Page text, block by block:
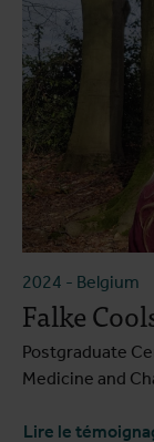
2024 - Belgium
Falke
Postgraduate
Medicine and
Lire le